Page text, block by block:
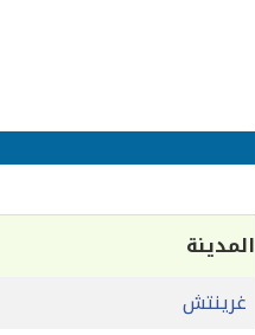
المدينة
غرينتش